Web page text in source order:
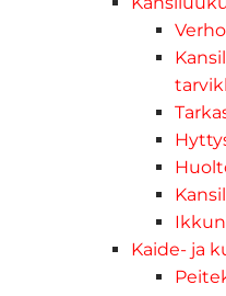
Kaide- ja